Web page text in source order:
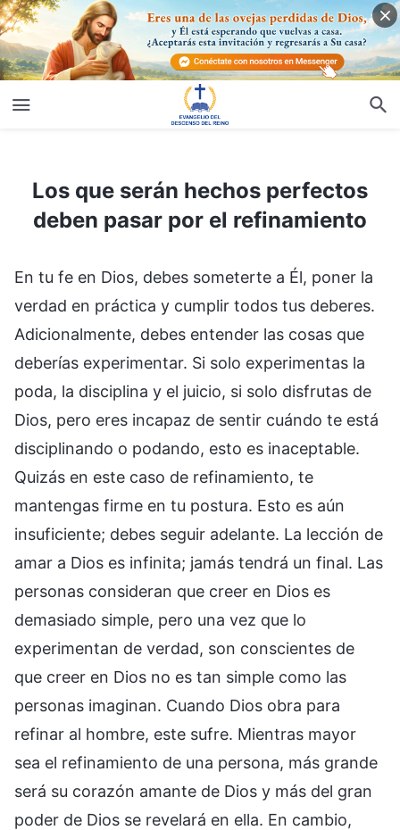
Los que serán hechos perfectos
deben pasar por el refinamiento
En tu fe en Dios, debes someterte a Él, poner la
verdad en práctica y cumplir todos tus deberes.
Adicionalmente, debes entender las cosas que
deberías experimentar. Si solo experimentas la
poda, la disciplina y el juicio, si solo disfrutas de
Dios, pero eres incapaz de sentir cuándo te está
disciplinando o podando, esto es inaceptable.
Quizás en este caso de refinamiento, te
mantengas firme en tu postura. Esto es aún
insuficiente; debes seguir adelante. La lección de
amar a Dios es infinita; jamás tendrá un final. Las
personas consideran que creer en Dios es
demasiado simple, pero una vez que lo
experimentan de verdad, son conscientes de
que creer en Dios no es tan simple como las
personas imaginan. Cuando Dios obra para
refinar al hombre, este sufre. Mientras mayor
sea el refinamiento de una persona, más grande
será su corazón amante de Dios y más del gran
poder de Dios se revelará en ella. En cambio,